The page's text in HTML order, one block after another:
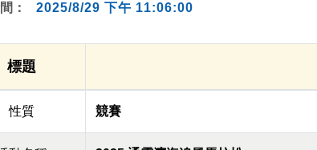
： 2025/8/29 下午 11:06:00
標題
性質 競賽